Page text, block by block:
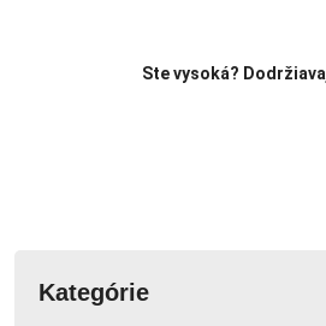
Ste vysoká?
Kategórie